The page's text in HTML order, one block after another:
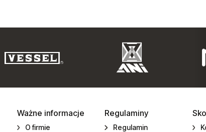
Ważne informacje
O firmie
Regulaminy
Regulamin